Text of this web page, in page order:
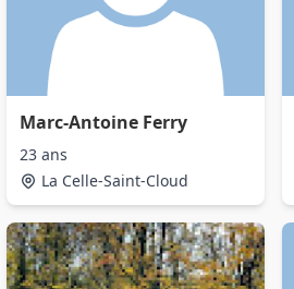
Marc-Antoine Ferry
23 ans
La Celle-Saint-Cloud